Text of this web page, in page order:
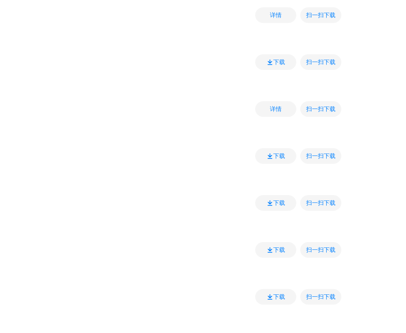
详情 扫一扫下载
下载 扫一扫下载
详情 扫一扫下载
下载 扫一扫下载
下载 扫一扫下载
下载 扫一扫下载
下载 扫一扫下载